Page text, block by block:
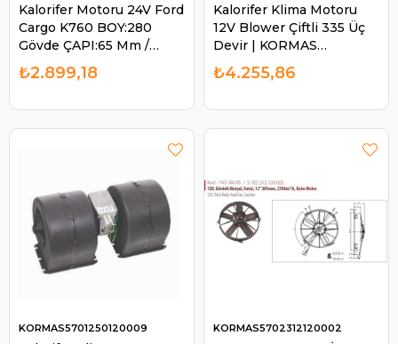
Kalorifer Motoru 24V Ford
Cargo K760 BOY:280
Gövde ÇAPI:65 Mm /
Pervane ÇAPI:105 Mm |
KORMAS 5701210240001
₺2.899,18
Kalorifer Klima Motoru
12V Blower Çiftli 335 Üç
Devir | KORMAS
5701250120005
₺4.255,86
KORMAS5701250120009 KORMAS5702312120002